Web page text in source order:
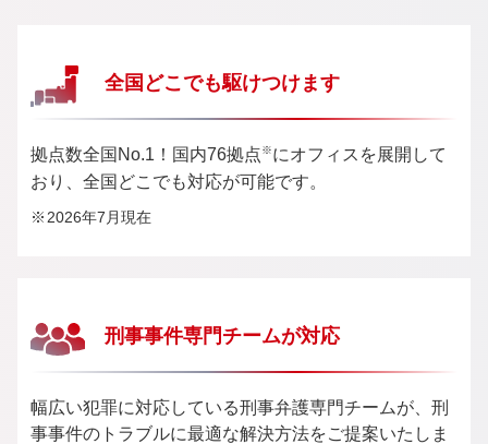
全国どこでも駆けつけます
拠点数全国No.1！国内76拠点※にオフィスを展開して
おり、全国どこでも対応が可能です。
2026年7月現在
刑事事件専門チームが対応
幅広い犯罪に対応している刑事弁護専門チームが、刑
事事件のトラブルに最適な解決方法をご提案いたしま